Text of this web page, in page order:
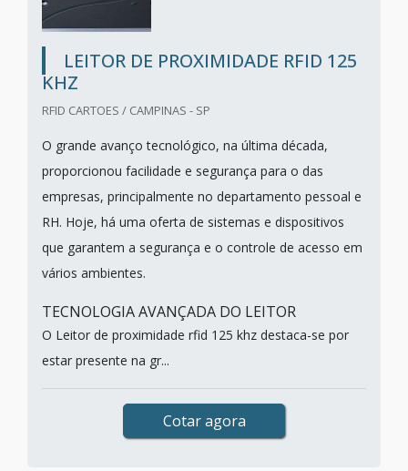
LEITOR DE PROXIMIDADE RFID 125
KHZ
RFID CARTOES / CAMPINAS - SP
O grande avanço tecnológico, na última década,
proporcionou facilidade e segurança para o das
empresas, principalmente no departamento pessoal e
RH. Hoje, há uma oferta de sistemas e dispositivos
que garantem a segurança e o controle de acesso em
vários ambientes.
TECNOLOGIA AVANÇADA DO LEITOR
O Leitor de proximidade rfid 125 khz destaca-se por
estar presente na gr...
Cotar agora